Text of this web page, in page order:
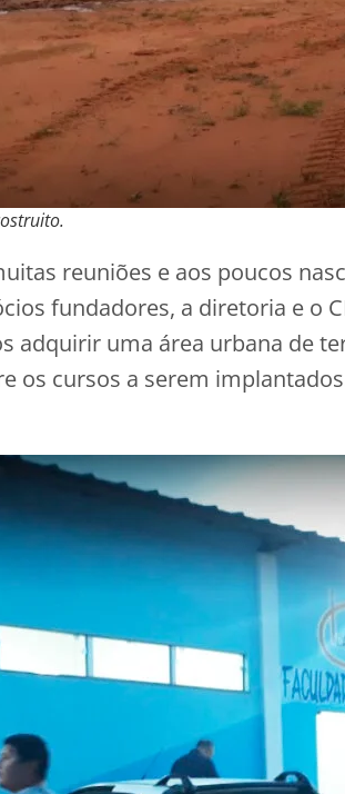
reuniões e aos poucos
fundadores, a diretoria e o
adquirir uma área urbana de
os cursos a serem